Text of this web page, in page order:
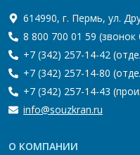
614990, г. Пермь, ул.
8 800 700 01 59 (звонок
+7 (342) 257-14-42
+7 (342) 257-14-80
+7 (342) 257-14-43
info@souzkran.ru
О КОМПАНИИ